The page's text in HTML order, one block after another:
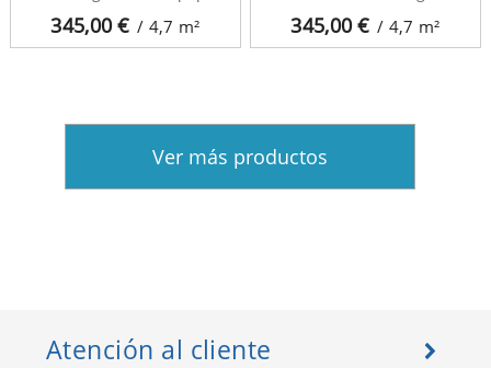
345,00€ / 4,7 m² 345,00€ / 4,7 m²
Ver más productos
Atención al cliente